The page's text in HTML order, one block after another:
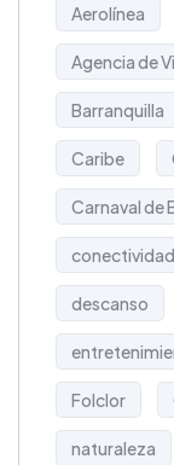
Aerolínea
Agencia de
Barranquilla
Caribe
Carnaval de
conectividad
descanso
Folclor
naturaleza